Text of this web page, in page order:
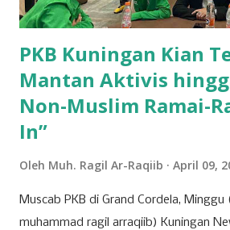
jalar yang baik, sehingga mampu
PKB Kuningan Kian
Mantan Aktivis
Non-Muslim Ramai-
In”
Oleh Muh. Ragil Ar-Raqiib April 09,
Muscab PKB di Grand Cordela,
muhammad ragil arraqiib) Kuningan